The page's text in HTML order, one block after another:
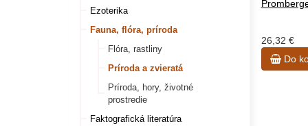
Ezoterika
Fauna, flóra, príroda
Flóra, rastliny
Príroda a zvieratá
Príroda, hory, životné
prostredie
Faktografická literatúra
26,32 €
Do